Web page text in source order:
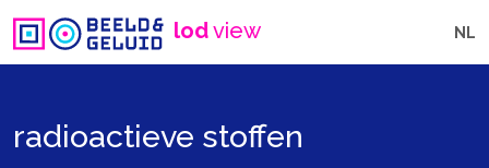
lodview NL
radioactieve stoffen